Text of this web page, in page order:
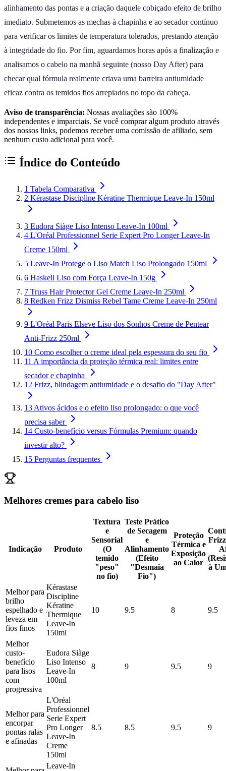
alinhamento das pontas e a criação daquele cobiçado efeito de brilho
imediato. Submetemos as mechas à chapinha e ao secador contínuo
para verificar os limites de temperatura tolerados, prestando atenção
à integridade do fio. Por fim, aguardamos horas após a finalização e
analisamos o cabelo na manhã seguinte (nosso Day After) para
checar qual fórmula realmente criava uma barreira antiumidade
eficaz contra os temidos fios arrepiados no topo da cabeça.
Aviso de transparência: Nossas avaliações são 100%
independentes e imparciais. Se você comprar algum produto através
dos nossos links, podemos receber uma comissão de afiliado, sem
nenhum custo adicional para você.
Índice do Conteúdo
1 Tabela Comparativa
2 Kérastase Discipline Kératine Thermique Leave-In 150ml
3 Eudora Siàge Liso Intenso Leave-In 100ml
4 L'Oréal Professionnel Serie Expert Pro Longer Leave-In
Creme 150ml
5 Leave-In Protege o Liso Match Liso Prolongado 150ml
6 Haskell Liso com Força Leave-In 150g
7 Truss Hair Protector Gel Creme Leave-In 250ml
8 Redken Frizz Dismiss Rebel Tame Creme Leave-In 250ml
9 L'Oréal Paris Elseve Liso dos Sonhos Creme de Pentear
Anti-Frizz 250ml
10 Como escolher o creme ideal pela espessura do seu fio
11 A importância da proteção térmica real: limites entre
secador e chapinha
12 Frizz, blindagem antiumidade e o desafio do "Day After"
13 Ativos ácidos e o efeito liso prolongado: o que você
precisa saber
14 Custo-benefício versus Fórmulas Premium: quando
investir alto?
15 Perguntas frequentes
Melhores cremes para cabelo liso
Indicação Produto
Textura
e
Sensorial
(O
temido
"peso"
no fio)
Teste Prático
de Secagem
e
Alinhamento
(Efeito
"Desmaia
Fio")
Proteção
Térmica e
Exposição
ao Calor
à
Melhor para
brilho
espelhado e
leveza em
fios finos
Kérastase
Discipline
Kératine
Thermique
Leave-In
150ml
10 9.5 8 9.5
Melhor
custo-
benefício
para lisos
com
progressiva
Eudora Siàge
Liso Intenso
Leave-In
100ml
8 9 9.5 9
Melhor para
encorpar
pontas ralas
e afinadas
L'Oréal
Professionnel
Serie Expert
Pro Longer
Leave-In
Creme
150ml
8.5 8.5 9.5 9
Leave-In